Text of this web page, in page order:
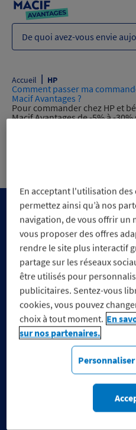
De quoi avez-vous envie
Accueil | HP
Comment passer ma
Macif Avantages ?
Pour commander chez HP et
Macif Avantages de -5% à -
14 95 17 (coût selon
Réduisez vos
vos
Découvrez notre
En acceptant l'utilisation des
permettez ainsi qu’à nos
navigation, de vous offrir un
vous proposer des offres
rendre le site plus interactif
partage sur les réseaux
être utilisés pour
publicitaires. Sentez-vous
cookies, vous pouvez
choix à tout moment. En
sur nos partenaires.